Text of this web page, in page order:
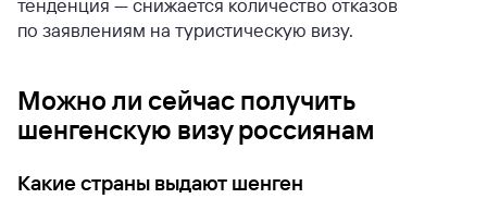
тенденция — снижается количество отказов
по заявлениям на туристическую визу.
Можно ли сейчас получить
шенгенскую визу россиянам
Какие страны выдают шенген